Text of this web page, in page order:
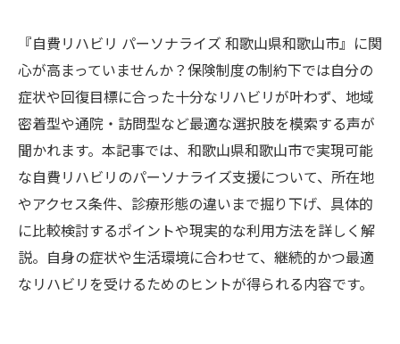
『自費リハビリ パーソナライズ 和歌山県和歌山市』に関
心が高まっていませんか？保険制度の制約下では自分の
症状や回復目標に合った十分なリハビリが叶わず、地域
密着型や通院・訪問型など最適な選択肢を模索する声が
聞かれます。本記事では、和歌山県和歌山市で実現可能
な自費リハビリのパーソナライズ支援について、所在地
やアクセス条件、診療形態の違いまで掘り下げ、具体的
に比較検討するポイントや現実的な利用方法を詳しく解
説。自身の症状や生活環境に合わせて、継続的かつ最適
なリハビリを受けるためのヒントが得られる内容です。